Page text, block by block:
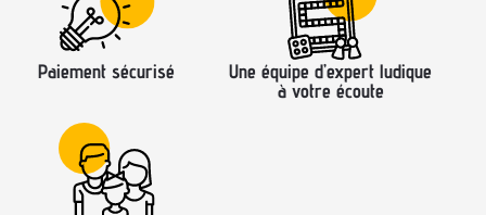
Paiement sécurisé
Une équipe d’expert ludique
à votre écoute